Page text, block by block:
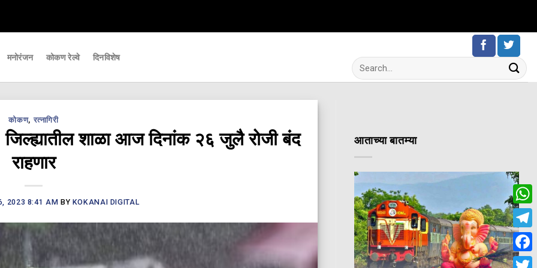
मनोरंजन कोकण रेल्वे दिनविशेष
कोकण, रत्नागिरी
| जिल्ह्यातील शाळा आज दिनांक २६ जुलै रोजी बंद
राहणार
2023 8:41 AM BY KOKANAI DIGITAL
आताच्या बातम्या